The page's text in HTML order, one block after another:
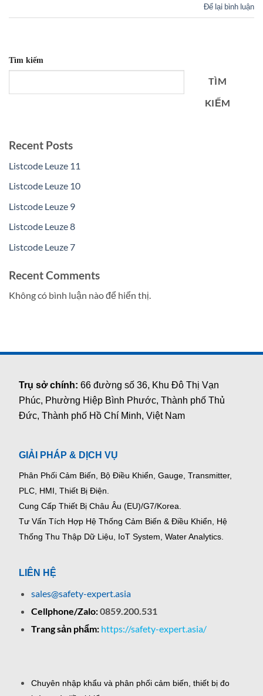
Để lại bình luận
Tìm kiếm
TÌM
KIẾM
Recent Posts
Listcode Leuze 11
Listcode Leuze 10
Listcode Leuze 9
Listcode Leuze 8
Listcode Leuze 7
Recent Comments
Không có bình luận nào để hiển thị.
Trụ sở chính:66 đường số 36, Khu Đô Thị Vạn
Phúc, Phường Hiệp Bình Phước, Thành phố Thủ
Đức, Thành phố Hồ Chí Minh, Việt Nam
GIẢI PHÁP & DỊCH VỤ
Phân Phối Cảm Biến, Bộ Điều Khiển, Gauge, Transmitter,
PLC, HMI, Thiết Bị Điện.
Cung Cấp Thiết Bị Châu Âu (EU)/G7/Korea.
Tư Vấn Tích Hợp Hệ Thống Cảm Biến & Điều Khiển, Hệ
Thống Thu Thập Dữ Liệu, IoT System, Water Analytics.
LIÊN HỆ
sales@safety-expert.asia
Cellphone/Zalo:0859.200.531
Trang sản phẩm: https://safety-expert.asia/
Chuyên nhập khẩu và phân phối cảm biến, thiết bị đo